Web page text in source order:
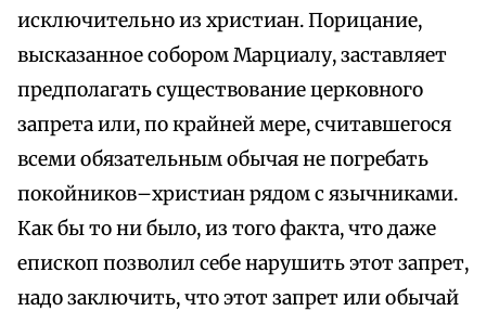
исключительно из христиан. Порицание,
высказанное собором Марциалу, заставляет
предполагать существование церковного
запрета или, по крайней мере, считавшегося
всеми обязательным обычая не погребать
покойников–христиан рядом с язычниками.
Как бы то ни было, из того факта, что даже
епископ позволил себе нарушить этот запрет,
надо заключить, что этот запрет или обычай